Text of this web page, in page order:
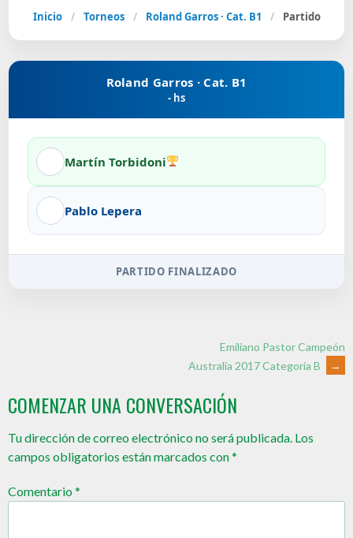
Inicio / Torneos / Roland Garros · Cat. B1 / Partido
Roland Garros · Cat. B1
- hs
Martín Torbidoni
Pablo Lepera
PARTIDO FINALIZADO
Emiliano Pastor Campeón
Australia 2017 Categoría B
→
COMENZAR UNA CONVERSACIÓN
Tu dirección de correo electrónico no será publicada. Los
campos obligatorios están marcados con*
Comentario*